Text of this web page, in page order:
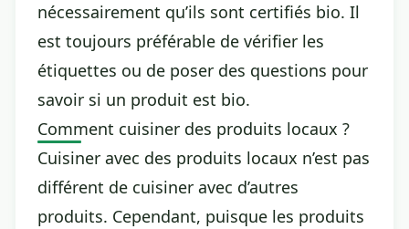
nécessairement qu’ils sont certifiés bio. Il
est toujours préférable de vérifier les
étiquettes ou de poser des questions pour
savoir si un produit est bio.
Comment cuisiner des produits locaux ?
Cuisiner avec des produits locaux n’est pas
différent de cuisiner avec d’autres
produits. Cependant, puisque les produits